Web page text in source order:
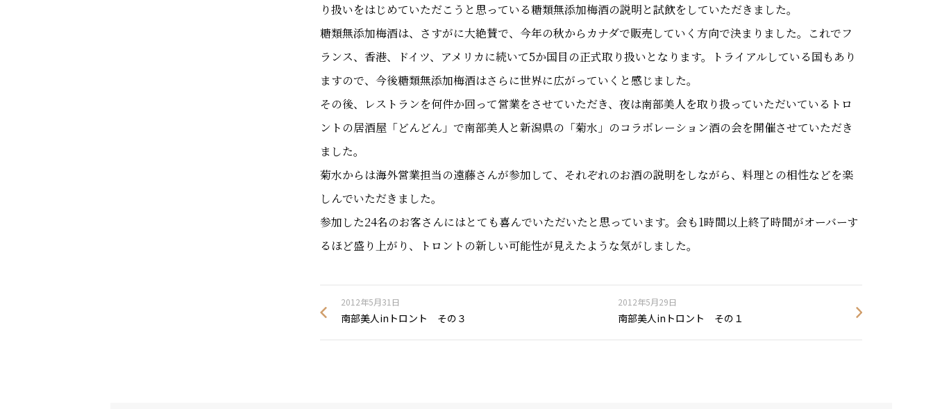
り扱いをはじめていただこうと思っている糖類無添加梅酒の説明と試飲をしていただきました。
糖類無添加梅酒は、さすがに大絶賛で、今年の秋からカナダで販売していく方向で決まりました。これでフ
ランス、香港、ドイツ、アメリカに続いて5か国目の正式取り扱いとなります。トライアルしている国もあり
ますので、今後糖類無添加梅酒はさらに世界に広がっていくと感じました。
その後、レストランを何件か回って営業をさせていただき、夜は南部美人を取り扱っていただいているトロ
ントの居酒屋「どんどん」で南部美人と新潟県の「菊水」のコラボレーション酒の会を開催させていただき
ました。
菊水からは海外営業担当の遠藤さんが参加して、それぞれのお酒の説明をしながら、料理との相性などを楽
しんでいただきました。
参加した24名のお客さんにはとても喜んでいただいたと思っています。会も1時間以上終了時間がオーバーす
るほど盛り上がり、トロントの新しい可能性が見えたような気がしました。
2012年5月31日
南部美人inトロント その３
2012年5月29日
南部美人inトロント その１